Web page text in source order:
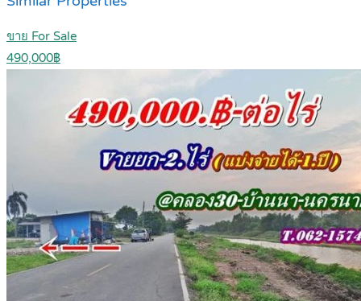
ขาย For Sale
490,000฿